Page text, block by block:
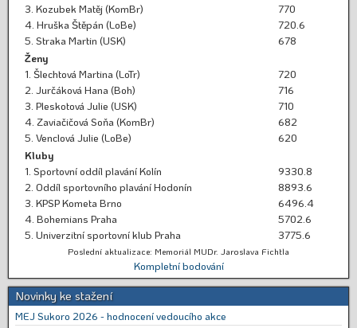
3. Kozubek Matěj (KomBr)
770
4. Hruška Štěpán (LoBe)
720.6
5. Straka Martin (USK)
678
Ženy
1. Šlechtová Martina (LoTr)
720
2. Jurčáková Hana (Boh)
716
3. Pleskotová Julie (USK)
710
4. Zaviačičová Soňa (KomBr)
682
5. Venclová Julie (LoBe)
620
Kluby
1. Sportovní oddíl plavání Kolín
9330.8
2. Oddíl sportovního plavání Hodonín
8893.6
3. KPSP Kometa Brno
6496.4
4. Bohemians Praha
5702.6
5. Univerzitní sportovní klub Praha
3775.6
Poslední aktualizace: Memoriál MUDr. Jaroslava Fichtla
Kompletní bodování
Novinky ke stažení
MEJ Sukoro 2026 - hodnocení vedoucího akce